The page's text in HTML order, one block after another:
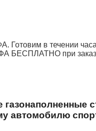
Готовим в течении
БЕСПЛАТНО при
газонаполненные
автомобилю